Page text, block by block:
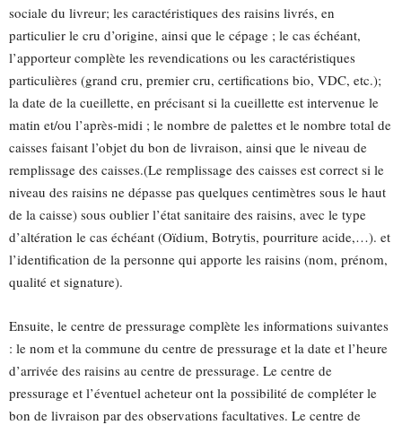
sociale du livreur; les caractéristiques des raisins livrés, en
particulier le cru d’origine, ainsi que le cépage ; le cas échéant,
l’apporteur complète les revendications ou les caractéristiques
particulières (grand cru, premier cru, certifications bio, VDC, etc.);
la date de la cueillette, en précisant si la cueillette est intervenue le
matin et/ou l’après-midi ; le nombre de palettes et le nombre total de
caisses faisant l’objet du bon de livraison, ainsi que le niveau de
remplissage des caisses.(Le remplissage des caisses est correct si le
niveau des raisins ne dépasse pas quelques centimètres sous le haut
de la caisse) sous oublier l’état sanitaire des raisins, avec le type
d’altération le cas échéant (Oïdium, Botrytis, pourriture acide,…). et
l’identification de la personne qui apporte les raisins (nom, prénom,
qualité et signature).
Ensuite, le centre de pressurage complète les informations suivantes
: le nom et la commune du centre de pressurage et la date et l’heure
d’arrivée des raisins au centre de pressurage. Le centre de
pressurage et l’éventuel acheteur ont la possibilité de compléter le
bon de livraison par des observations facultatives. Le centre de